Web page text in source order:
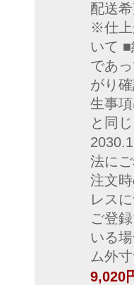
配送
※仕上
いて
であ
がり
生事
と同
法に
注文
レス
ご登
いる
ム外
9,020